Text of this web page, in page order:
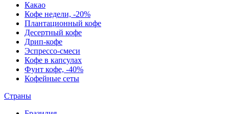
Какао
Кофе недели, -20%
Плантационный кофе
Десертный кофе
Дрип-кофе
Эспрессо-смеси
Кофе в капсулах
Фунт кофе, -40%
Кофейные сеты
Страны